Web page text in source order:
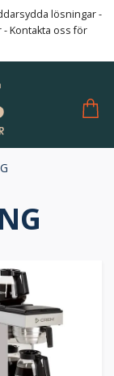
lösningar -
Kontakta oss för